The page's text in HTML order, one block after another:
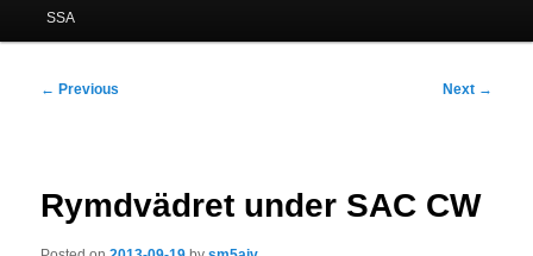
SSA
Post
← Previous Next →
Rymdvädret under SAC CW